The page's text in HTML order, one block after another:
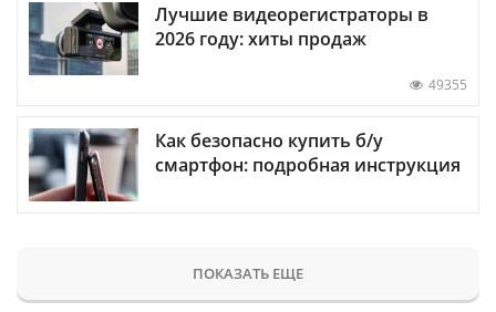
Лучшие видеорегистраторы в
2026 году: хиты продаж
49355
Как безопасно купить б/у
смартфон: подробная инструкция
ПОКАЗАТЬ ЕЩЕ